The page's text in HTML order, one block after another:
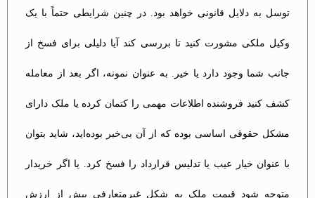
توسل به دلایل قانونی خواهد بود. در چنین شرایطی حتماً با یک
وکیل ملکی مشورت کنید تا بررسی کند آیا دلیلی برای فسخ از
جانب شما وجود دارد یا خیر. به عنوان نمونه، اگر بعد از معامله
کشف کنید فروشنده اطلاعات مهمی را کتمان کرده یا ملک دارای
مشکل حقوقی اساسی بوده که از آن بی‌خبر بوده‌اید، شاید بتوان
با عنوان خیار عیب یا تدلیس قرارداد را فسخ کرد. یا اگر خریدار
متوجه شود قیمت ملک به شکل غیرمتعارفی بیش از ارزش